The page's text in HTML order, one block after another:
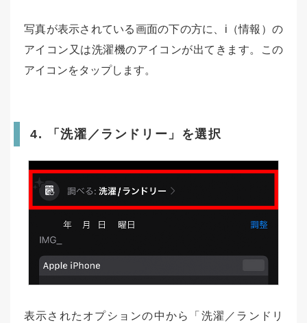
写真が表示されている画面の下の方に、i（情報）の
アイコン又は洗濯機のアイコンが出てきます。この
アイコンをタップします。
4. 「洗濯／ランドリー」を選択
表示されたオプションの中から「洗濯／ランドリ